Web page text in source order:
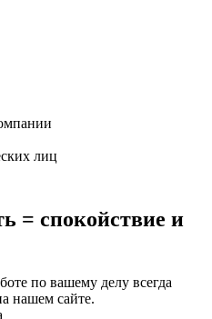
лиц
= спокойствие и
по вашему делу всегда
нашем сайте.